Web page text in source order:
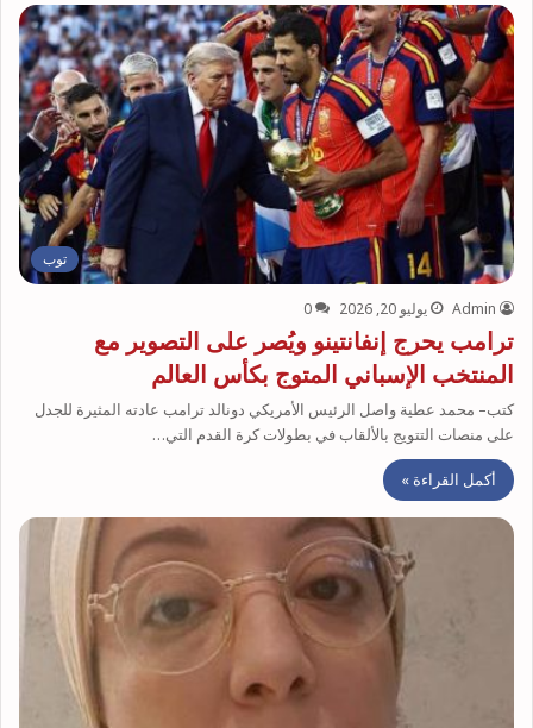
توب
Admin يوليو 20, 2026 0
ترامب يحرج إنفانتينو ويُصر على التصوير مع
المنتخب الإسباني المتوج بكأس العالم
كتب– محمد عطية واصل الرئيس الأمريكي دونالد ترامب عادته المثيرة للجدل
على منصات التتويج بالألقاب في بطولات كرة القدم التي…
أكمل القراءة »